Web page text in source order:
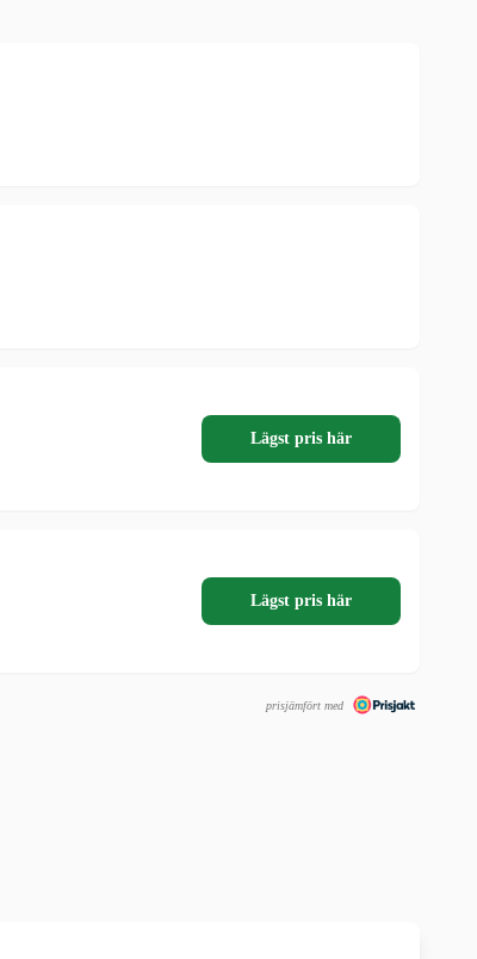
Lägst pris här
Lägst pris här
prisjämfört med